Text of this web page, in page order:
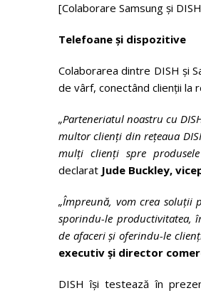
[Colaborare Samsung și
Telefoane și dispozitive
Colaborarea dintre DISH și
de vârf, conectând clienții la
„Parteneriatul noastru cu
multor clienți din rețeaua
mulți clienți spre
declarat Jude Buckley,
„Împreună, vom crea soluții
sporindu-le productivitatea,
de afaceri și oferindu-le
executiv și director
DISH își testează în